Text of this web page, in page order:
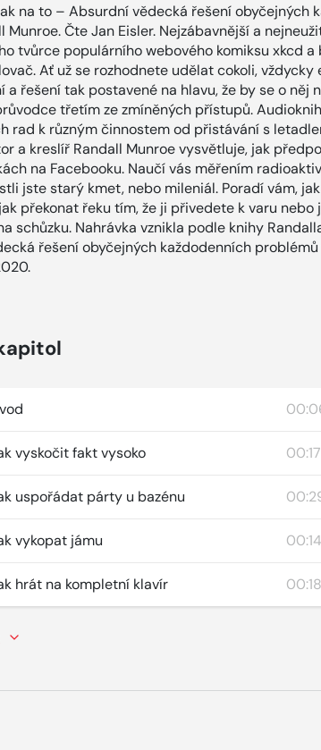
na to – Absurdní vědecká řešení obyčejných
Munroe. Čte Jan Eisler. Nejzábavnější a
tvůrce populárního webového komiksu xkcd a
Ať už se rozhodnete udělat cokoli,
a řešení tak postavené na hlavu, že by se o něj
třetím ze zmíněných přístupů.
rad k různým činnostem od přistávání s
a kreslíř Randall Munroe vysvětluje, jak
na Facebooku. Naučí vás měřením
jste starý kmet, nebo mileniál. Poradí vám,
překonat řeku tím, že ji přivedete k varu nebo
schůzku. Nahrávka vznikla podle knihy
řešení obyčejných každodenních
vyskočit fakt vysoko
uspořádat párty u bazénu
vykopat jámu
hrát na kompletní klavír